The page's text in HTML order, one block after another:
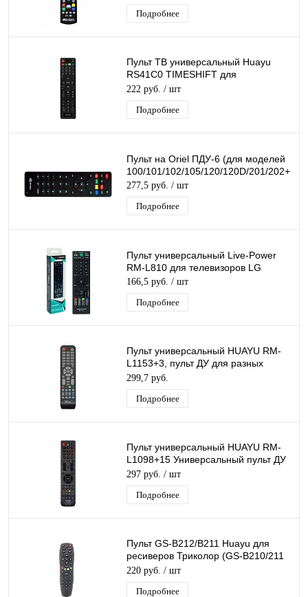
Подробнее
Пульт ТВ универсальный Huayu
RS41C0 TIMESHIFT для
телевизоров Vekta, ECON, Shivaki,
FUSION, VITYAZ
222 руб. / шт
Подробнее
Пульт на Oriel ПДУ-6 (для моделей
100/101/102/105/120/120D/201/202+/
277,5 руб. / шт
Подробнее
Пульт универсальный Live-Power
RM-L810 для телевизоров LG
166,5 руб. / шт
Подробнее
Пульт универсальный HUAYU RM-
L1153+3, пульт ДУ для разных
моделей телевизоров
299,7 руб.
Подробнее
Пульт универсальный HUAYU RM-
L1098+15 Универсальный пульт ДУ
для разных моделей Телевизоров
297 руб. / шт
Подробнее
Пульт GS-B212/B211 Huayu для
ресиверов Триколор (GS-B210/211
В-212
B520,В521,B522,В531/533,В532/534)
220 руб. / шт
Подробнее